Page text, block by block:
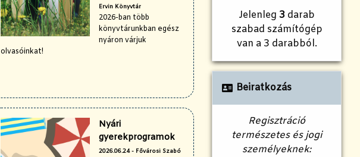
Ervin Könyvtár
2026-ban több
könyvtárunkban egész
nyáron várjuk
olvasóinkat!
Nyári
gyerekprogramok
2026.06.24 - Fővárosi Szabó
Jelenleg 3 darab
szabad számítógép
van a 3 darabból.
Beiratkozás
Regisztráció
természetes és jogi
személyeknek: